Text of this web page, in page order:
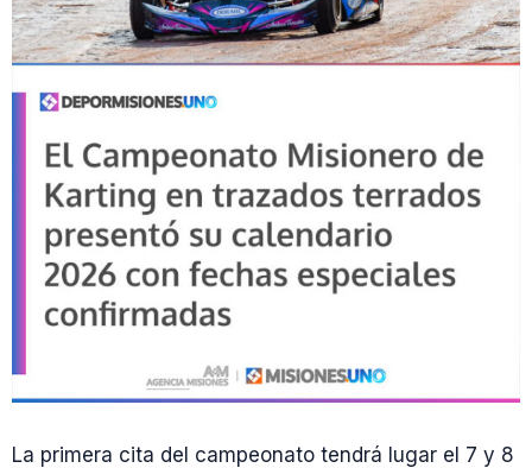
La primera cita del campeonato tendrá lugar el 7 y 8